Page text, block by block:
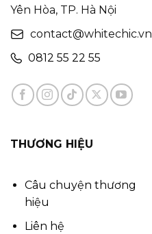
Yên Hòa, TP. Hà Nội
contact@whitechic.vn
0812 55 22 55
THƯƠNG HIỆU
Câu chuyện thương
hiệu
Liên hệ